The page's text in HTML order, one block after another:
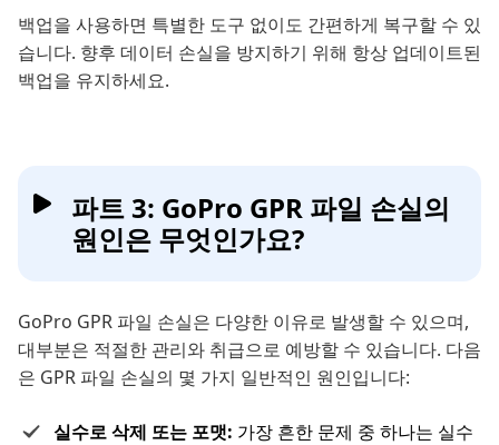
백업을 사용하면 특별한 도구 없이도 간편하게 복구할 수 있
습니다. 향후 데이터 손실을 방지하기 위해 항상 업데이트된
백업을 유지하세요.
파트 3: GoPro GPR 파일 손실의
원인은 무엇인가요?
GoPro GPR 파일 손실은 다양한 이유로 발생할 수 있으며,
대부분은 적절한 관리와 취급으로 예방할 수 있습니다. 다음
은 GPR 파일 손실의 몇 가지 일반적인 원인입니다:
실수로 삭제 또는 포맷: 가장 흔한 문제 중 하나는 실수